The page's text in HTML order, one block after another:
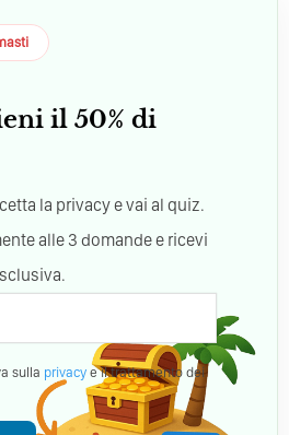
il 50% di
la privacy e vai al quiz.
alle 3 domande e ricevi
sulla privacy e il trattamento dei